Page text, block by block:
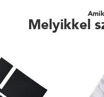
Melyikkel